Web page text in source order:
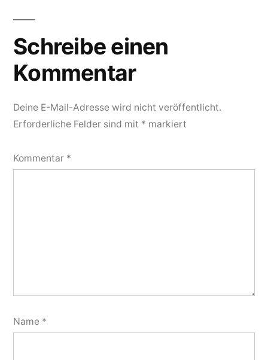
Kommentarnavigation
Schreibe einen
Kommentar
Deine E-Mail-Adresse wird nicht veröffentlicht.
Erforderliche Felder sind mit * markiert
Kommentar *
Name *